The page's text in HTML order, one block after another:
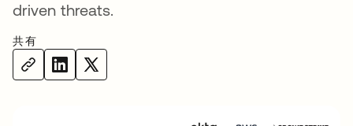
driven threats.
共有